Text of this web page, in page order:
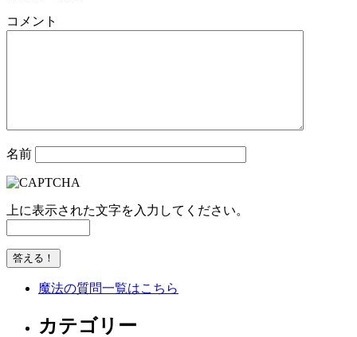
コメント
名前
上に表示された文字を入力してください。
魔法の質問一覧はこちら
カテゴリー